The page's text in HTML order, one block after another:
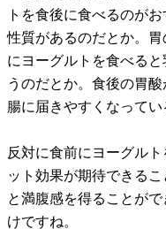
トを食後に食べるのが
性質があるのだとか。
にヨーグルトを食べる
うのだとか。食後の胃
腸に届きやすくなってい
反対に食前にヨーグル
ット効果が期待できる
と満腹感を得ることが
けですね。